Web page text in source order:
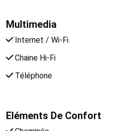
Multimedia
Internet / Wi-Fi
Chaine Hi-Fi
Téléphone
Eléments De Confort